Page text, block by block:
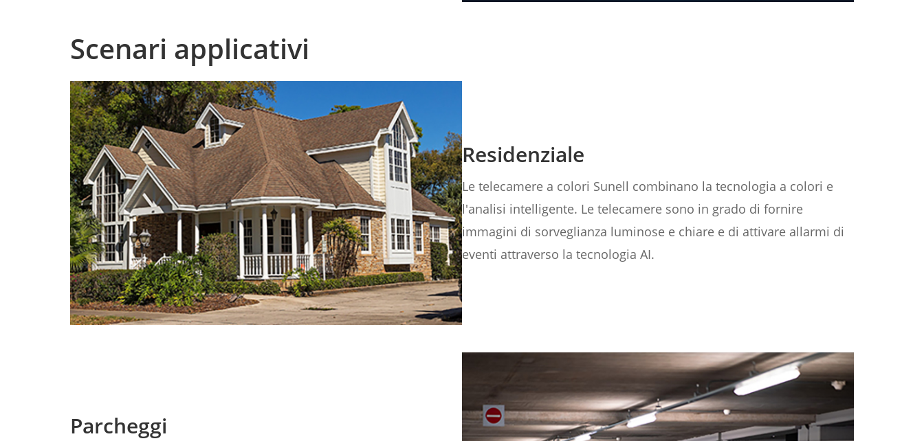
Scenari applicativi
Residenziale
Le telecamere a colori Sunell combinano la tecnologia a colori e
l'analisi intelligente. Le telecamere sono in grado di fornire
immagini di sorveglianza luminose e chiare e di attivare allarmi di
eventi attraverso la tecnologia AI.
Parcheggi